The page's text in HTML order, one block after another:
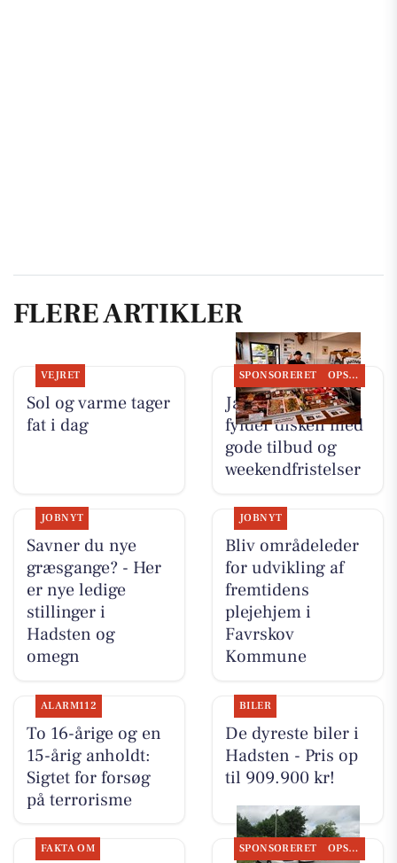
FLERE ARTIKLER
VEJRET
Sol og varme tager
fat i dag
SPONSORERET OPSLAGSTAVLEN
Jaataak Slagteren
fylder disken med
gode tilbud og
weekendfristelser
JOBNYT
Savner du nye
græsgange? - Her
er nye ledige
stillinger i
Hadsten og
omegn
JOBNYT
Bliv områdeleder
for udvikling af
fremtidens
plejehjem i
Favrskov
Kommune
ALARM112
To 16-årige og en
15-årig anholdt:
Sigtet for forsøg
på terrorisme
BILER
De dyreste biler i
Hadsten - Pris op
til 909.900 kr!
FAKTA OM SPONSORERET OPSLAGSTAVLEN